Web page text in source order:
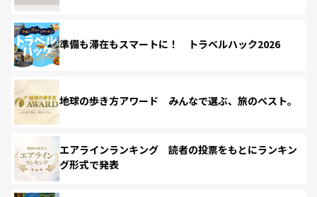
準備も滞在もスマートに！ トラベルハック2026
地球の歩き方アワード みんなで選ぶ、旅のベスト。
エアラインランキング 読者の投票をもとにランキン
グ形式で発表